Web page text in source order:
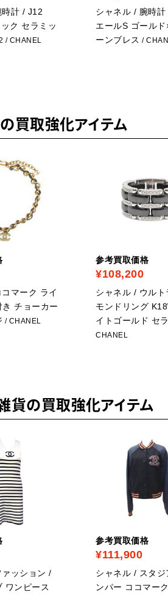
計 / J12
ク セラミッ
/ CHANEL
シャネル / 腕時計
エールS ゴールド
ーンブレス /
買取強化アイテム
マーク ライ
き チョーカー
/ CHANEL
参考買取価格
¥108,200
シャネル / ウルト
モンドリング
イトゴールド セ
CHANEL
貨の買取強化アイテム
ッション /
ワンピース
参考買取価格
¥111,900
シャネル / スタジ
ンパー ココマー